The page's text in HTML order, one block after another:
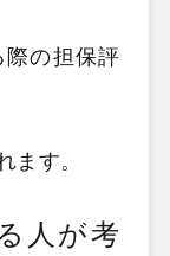
際の担保評
ます。
人が考